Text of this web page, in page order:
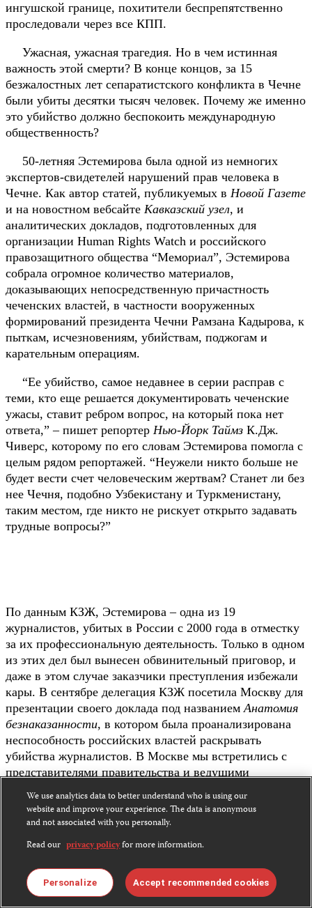
ингушской границе, похитители беспрепятственно
проследовали через все КПП.
Ужасная, ужасная трагедия. Но в чем истинная
важность этой смерти? В конце концов, за 15
безжалостных лет сепаратистского конфликта в Чечне
были убиты десятки тысяч человек. Почему же именно
это убийство должно беспокоить международную
общественность?
50-летняя Эстемирова была одной из немногих
экспертов-свидетелей нарушений прав человека в
Чечне. Как автор статей, публикуемых в Новой Газете
и на новостном вебсайте Кавказский узел, и
аналитических докладов, подготовленных для
организации Human Rights Watch и российского
правозащитного общества “Мемориал”, Эстемирова
собрала огромное количество материалов,
доказывающих непосредственную причастность
чеченских властей, в частности вооруженных
формирований президента Чечни Рамзана Кадырова, к
пыткам, исчезновениям, убийствам, поджогам и
карательным операциям.
“Ее убийство, самое недавнее в серии расправ с
теми, кто еще решается документировать чеченские
ужасы, ставит ребром вопрос, на который пока нет
ответа,” – пишет репортер Нью-Йорк Таймз К.Дж.
Чиверс, которому по его словам Эстемирова помогла с
целым рядом репортажей. “Неужели никто больше не
будет вести счет человеческим жертвам? Станет ли без
нее Чечня, подобно Узбекистану и Туркменистану,
таким местом, где никто не рискует открыто задавать
трудные вопросы?”
По данным КЗЖ, Эстемирова – одна из 19
журналистов, убитых в России с 2000 года в отместку
за их профессиональную деятельность. Только в одном
из этих дел был вынесен обвинительный приговор, и
даже в этом случае заказчики преступления избежали
кары. В сентябре делегация КЗЖ посетила Москву для
презентации своего доклада под названием Анатомия
безнаказанности, в котором была проанализирована
неспособность российских властей раскрывать
убийства журналистов. В Москве мы встретились с
представителями правительства и ведущими
факты и заручиться обещанием властей провести
тщательные и независимые расследования.
Несмотря на то, что о наших встречах не сообщали
чувством, что по крайней мере некоторые
официальные лица осознали необходимость покончить
We use analytics data to better understand who is using our
website and improve your experience. The data is anonymous
and not associated with you personally.
Read our privacy policyfor more information.
Personalize Accept recommended cookies